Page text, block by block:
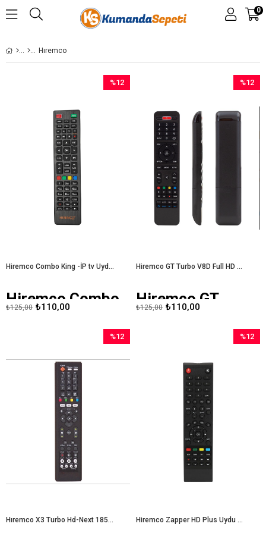
0
Hıremco
Hiremco Combo King -İP tv Uydu Kumandası
Hiremco Combo
King -İP tv Uydu
₺110,00
₺125,00
%12
Hiremco GT Turbo V8D Full HD Mini Uydu Alıcı Kumandası
Hiremco GT
Turbo V8D Full
₺110,00
₺125,00
%12
Hıremco X3 Turbo Hd-Next 18500 Crea Hd Uydu Kumandası
%12
Hiremco Zapper HD Plus Uydu Alıcı Kumandası
%12